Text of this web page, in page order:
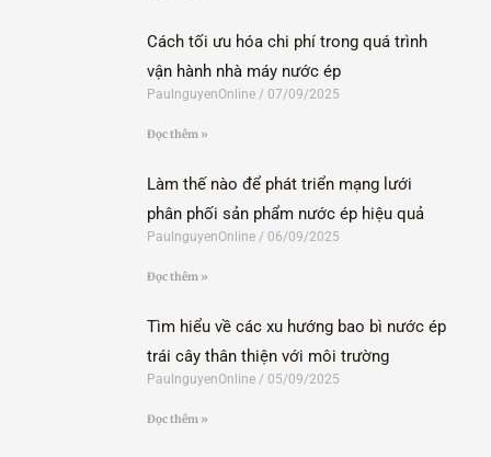
Cách tối ưu hóa chi phí trong quá trình
vận hành nhà máy nước ép
PaulnguyenOnline 07/09/2025
Đọc thêm »
Làm thế nào để phát triển mạng lưới
phân phối sản phẩm nước ép hiệu quả
PaulnguyenOnline 06/09/2025
Đọc thêm »
Tìm hiểu về các xu hướng bao bì nước ép
trái cây thân thiện với môi trường
PaulnguyenOnline 05/09/2025
Đọc thêm »